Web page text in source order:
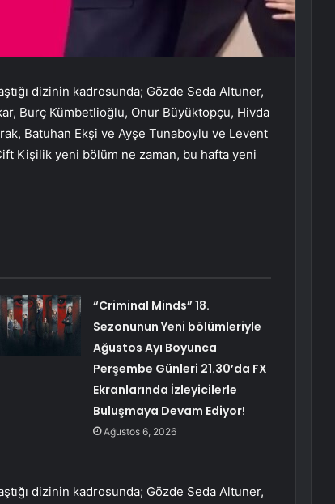
dizinin kadrosunda; Gözde Seda Altuner,
Burç Kümbetlioğlu, Onur Büyüktopçu, Hivda
Batuhan Ekşi ve Ayşe Tunaboylu ve Levent
Kişilik yeni bölüm ne zaman, bu hafta yeni
“Criminal Minds” 18.
Sezonunun Yeni bölümleriyle
Ağustos Ayı Boyunca
Perşembe Günleri 21.30’da FX
Ekranlarında İzleyicilerle
Buluşmaya Devam Ediyor!
Ağustos 6, 2026
dizinin kadrosunda; Gözde Seda Altuner,